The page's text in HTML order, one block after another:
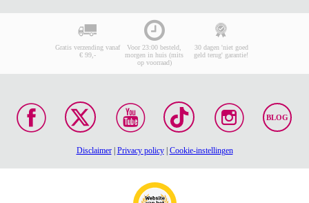
Gratis verzending vanaf
€ 99,-
Voor 23:00 besteld,
morgen in huis (mits
op voorraad)
30 dagen 'niet goed
geld terug' garantie!
BLOG
Disclaimer| Privacy policy| Cookie-instellingen